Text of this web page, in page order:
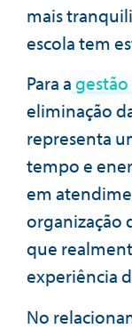
mais
escola tem
Para a
eliminação
representa
tempo e
em
organização
que
experiência
No